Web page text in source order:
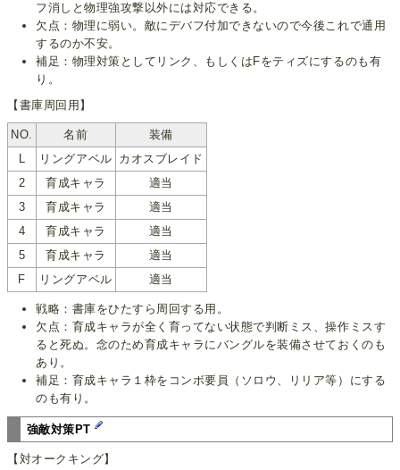
フ消しと物理強攻撃以外には対応できる。
欠点：物理に弱い。敵にデバフ付加できないので今後これで通用
するのか不安。
補足：物理対策としてリンク、もしくはFをティズにするのも有
り。
【書庫周回用】
NO. 名前
装備
L
リングアベル カオスブレイド
2
育成キャラ
適当
3
育成キャラ
適当
4
育成キャラ
適当
5
育成キャラ
適当
F
リングアベル 適当
戦略：書庫をひたすら周回する用。
欠点：育成キャラが全く育ってない状態で判断ミス、操作ミスす
ると死ぬ。念のため育成キャラにバングルを装備させておくのも
あり。
補足：育成キャラ１枠をコンボ要員（ソロウ、リリア等）にする
のも有り。
強敵対策PT
【対オークキング】